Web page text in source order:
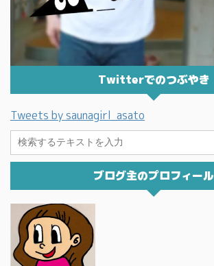
Twitterでのつぶやき
Tweets by saunagirl_asato
ブログ主のプロフィール